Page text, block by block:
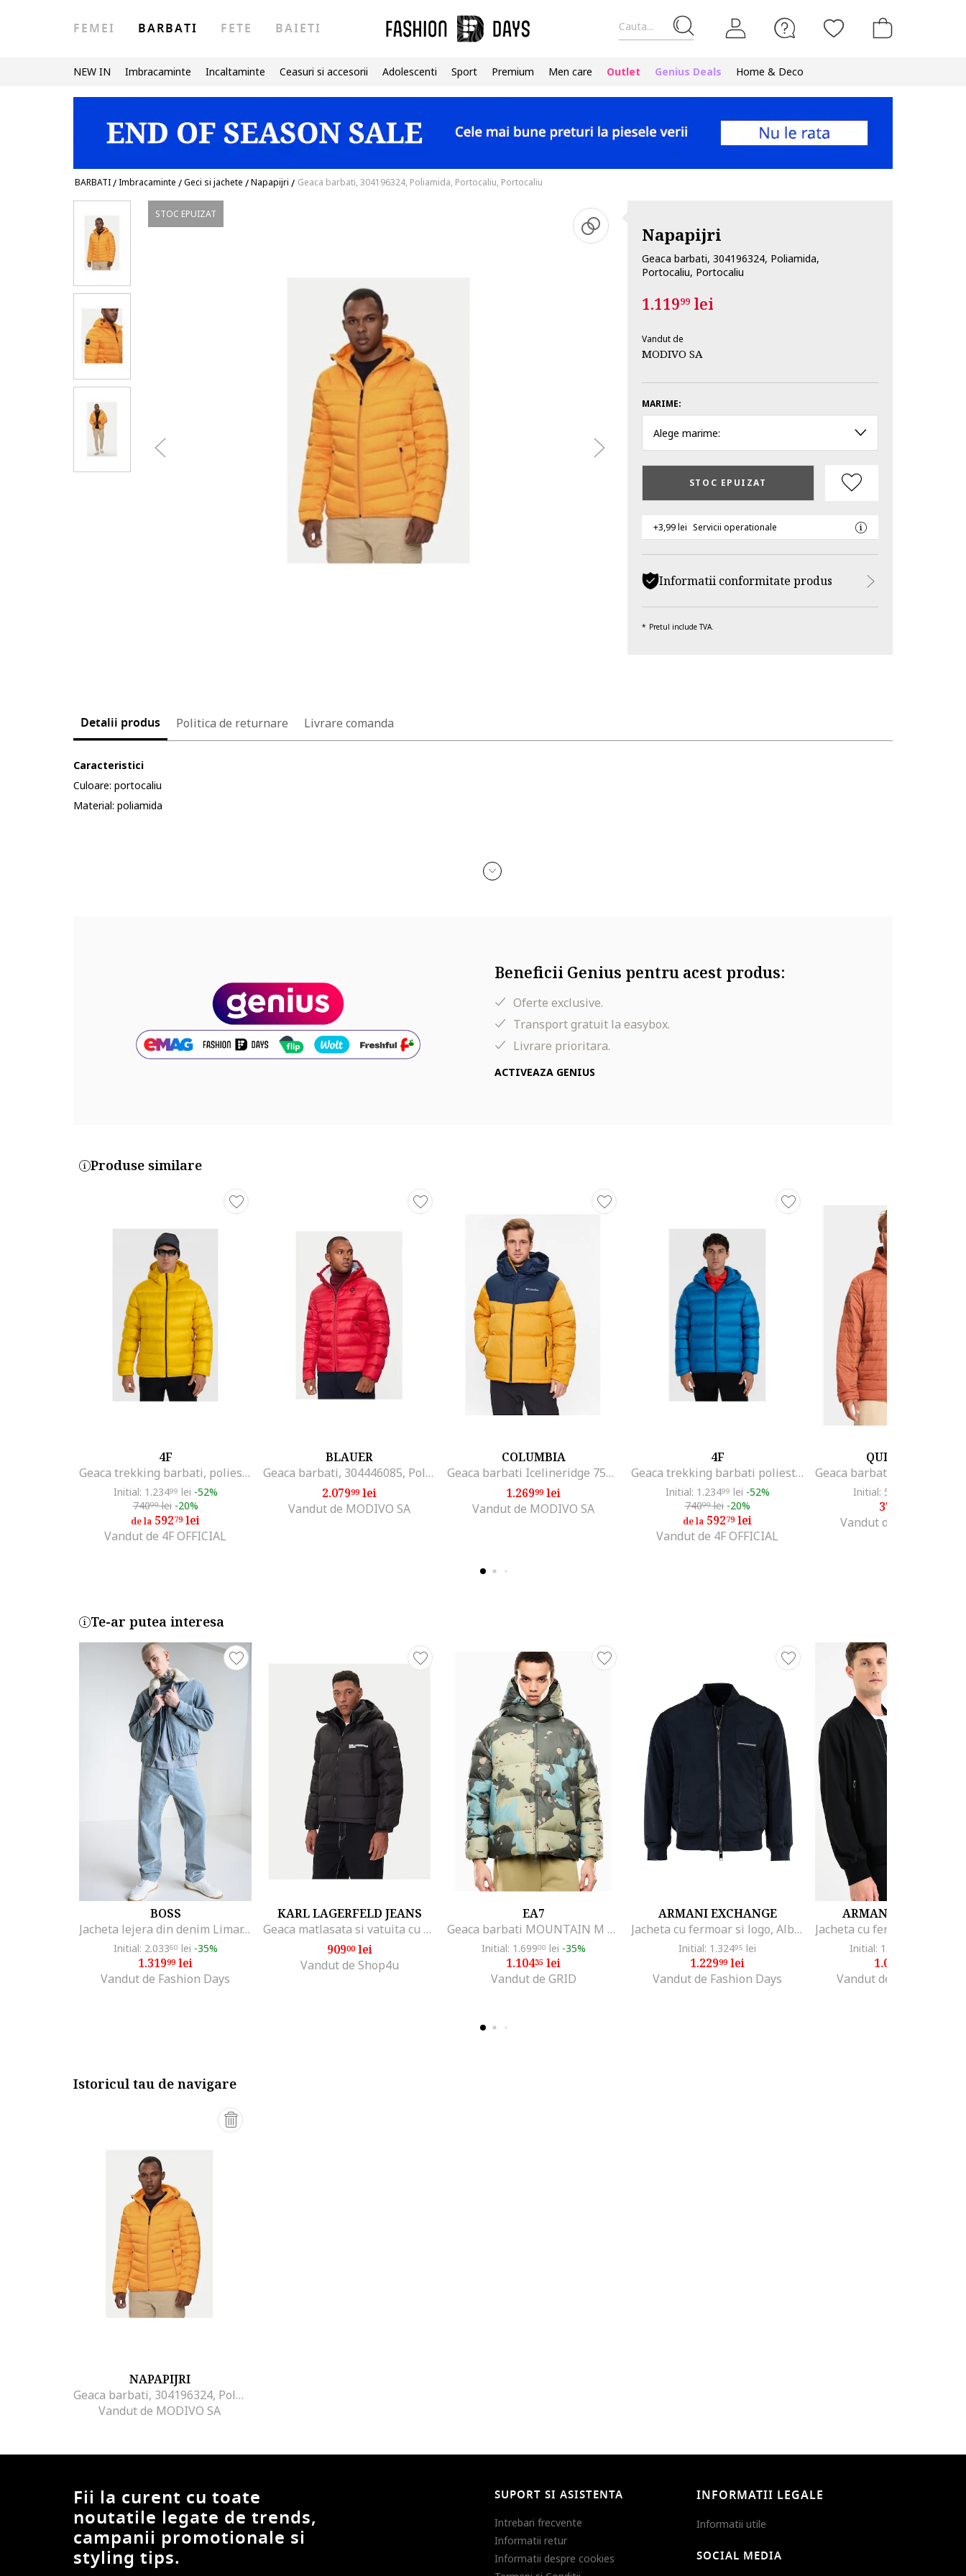
Cauta...
FEMEI BARBATI FETE BAIETI
NEW IN Imbracaminte Incaltaminte Ceasuri si accesorii Adolescenti Sport Premium Men care Outlet Genius Deals Home & Deco
BARBATI/Imbracaminte /Geci si jachete /Napapijri / Geaca barbati, 304196324, Poliamida, Portocaliu, Portocaliu
STOC EPUIZAT
Napapijri
Geaca barbati, 304196324, Poliamida,
Portocaliu, Portocaliu
1.11999lei
Vandut de
MODIVO SA
MARIME:
Alege marime:
STOC EPUIZAT
+3,99 lei Servicii operationale
Informatii conformitate produs
Pretul include TVA.
Detalii produs Politica de returnare Livrare comanda
Caracteristici
Culoare: portocaliu
Material: poliamida
Beneficii Genius pentru acest produs:
Oferte exclusive.
Transport gratuit la easybox.
Livrare prioritara.
ACTIVEAZA GENIUS
Produse similare
4F
Geaca trekking barbati, poliester, galben
Initial: 1.23499 lei -52%
74099lei -20%
de la 59279lei
Vandut de 4F OFFICIAL
BLAUER
Geaca barbati, 304446085, Poliamida, Negru, Negru
2.07999lei
Vandut de MODIVO SA
COLUMBIA
Geaca barbati Icelineridge 756, galben, 100% poliester, Galben/Bleumarin
1.26999lei
Vandut de MODIVO SA
4F
Geaca trekking barbati poliester, albastra
Initial: 1.23499 lei -52%
74099lei -20%
de la 59279lei
Vandut de 4F OFFICIAL
QUIKSILVER
Initial: 507
374
Vandut de MODIVO SA
Te-ar putea interesa
BOSS
Jacheta lejera din denim Limar, Albastru deschis
Initial: 2.03360 lei -35%
1.31999lei
Vandut de Fashion Days
KARL LAGERFELD JEANS
Geaca matlasata si vatuita cu gluga, Negru
90900lei
Vandut de Shop4u
EA7
Geaca barbati MOUNTAIN M ECO DOWN HOODED JACKET GRAPHIC, Poliamida, Verde, Verde
Initial: 1.69900 lei -35%
1.10435 lei
Vandut de GRID
ARMANI EXCHANGE
Jacheta cu fermoar si logo, Albastru
Initial: 1.32495 lei
1.22999lei
Vandut de Fashion Days
ARMANI EXCHANGE
Initial: 1.278
1.019
Vandut de Fashion Days
Istoricul tau de navigare
NAPAPIJRI
Geaca barbati, 304196324, Poliamida, Portocaliu, Portocaliu
Vandut de MODIVO SA
Fii la curent cu toate
noutatile legate de trends,
campanii promotionale si
styling tips.
SUPORT SI ASISTENTA
Intrebari frecvente
Informatii retur
Informatii despre cookies
INFORMATII LEGALE
Informatii utile
SOCIAL MEDIA